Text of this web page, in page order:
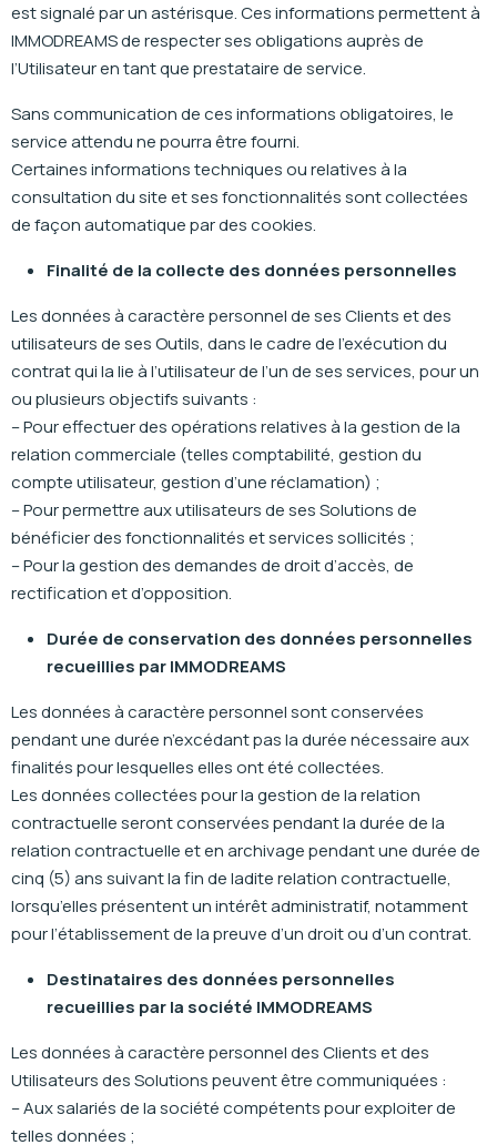
est signalé par un astérisque. Ces informations permettent à
IMMODREAMS de respecter ses obligations auprès de
l’Utilisateur en tant que prestataire de service.
Sans communication de ces informations obligatoires, le
service attendu ne pourra être fourni.
Certaines informations techniques ou relatives à la
consultation du site et ses fonctionnalités sont collectées
de façon automatique par des cookies.
Finalité de la collecte des données personnelles
Les données à caractère personnel de ses Clients et des
utilisateurs de ses Outils, dans le cadre de l’exécution du
contrat qui la lie à l’utilisateur de l’un de ses services, pour un
ou plusieurs objectifs suivants :
– Pour effectuer des opérations relatives à la gestion de la
relation commerciale (telles comptabilité, gestion du
compte utilisateur, gestion d’une réclamation) ;
– Pour permettre aux utilisateurs de ses Solutions de
bénéficier des fonctionnalités et services sollicités ;
– Pour la gestion des demandes de droit d’accès, de
rectification et d’opposition.
Durée de conservation des données personnelles
recueillies par IMMODREAMS
Les données à caractère personnel sont conservées
pendant une durée n’excédant pas la durée nécessaire aux
finalités pour lesquelles elles ont été collectées.
Les données collectées pour la gestion de la relation
contractuelle seront conservées pendant la durée de la
relation contractuelle et en archivage pendant une durée de
cinq (5) ans suivant la fin de ladite relation contractuelle,
lorsqu’elles présentent un intérêt administratif, notamment
pour l’établissement de la preuve d’un droit ou d’un contrat.
Destinataires des données personnelles
recueillies par la société IMMODREAMS
Les données à caractère personnel des Clients et des
Utilisateurs des Solutions peuvent être communiquées :
– Aux salariés de la société compétents pour exploiter de
telles données ;